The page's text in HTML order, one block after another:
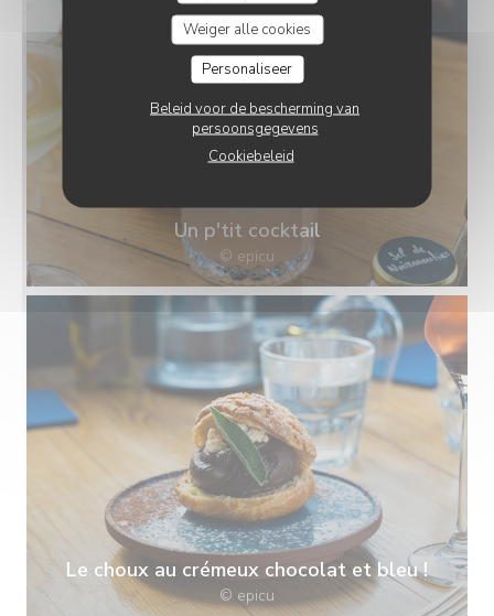
Weiger alle cookies
Personaliseer
Beleid voor de bescherming van
persoonsgegevens
Cookiebeleid
Un p'tit cocktail
© epicu
Le choux au crémeux chocolat et bleu !
© epicu